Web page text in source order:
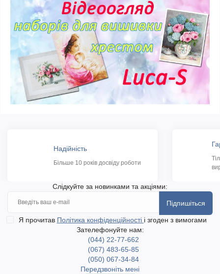
Надійність
Більше 10 років досвіду роботи
Слідкуйте за новинками та акціями:
Підпишіться
Я прочитав Політика конфіденційності і згоден з вимогами
Зателефонуйте нам:
(044) 22-77-662
(067) 483-65-85
(050) 067-34-84
Передзвоніть мені